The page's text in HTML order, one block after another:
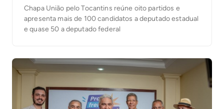
Chapa União pelo Tocantins reúne oito partidos e
apresenta mais de 100 candidatos a deputado estadual
e quase 50 a deputado federal